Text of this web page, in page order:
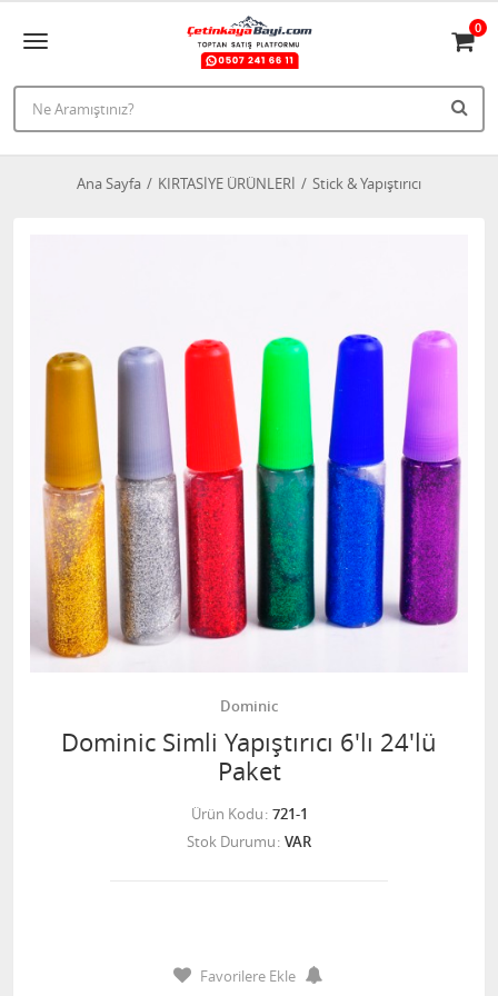
0
Ana Sayfa KIRTASİYE ÜRÜNLERİ Stick & Yapıştırıcı
Dominic
Dominic Simli Yapıştırıcı 6'lı 24'lü
Paket
Ürün Kodu 721-1
Stok Durumu VAR
Favorilere Ekle